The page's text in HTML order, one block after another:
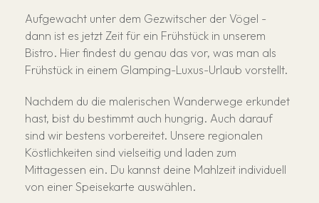
Aufgewacht unter dem Gezwitscher der Vögel -
dann ist es jetzt Zeit für ein Frühstück in unserem
Bistro. Hier findest du genau das vor, was man als
Frühstück in einem Glamping-Luxus-Urlaub vorstellt.
Nachdem du die malerischen Wanderwege erkundet
hast, bist du bestimmt auch hungrig. Auch darauf
sind wir bestens vorbereitet. Unsere regionalen
Köstlichkeiten sind vielseitig und laden zum
Mittagessen ein. Du kannst deine Mahlzeit individuell
von einer Speisekarte auswählen.